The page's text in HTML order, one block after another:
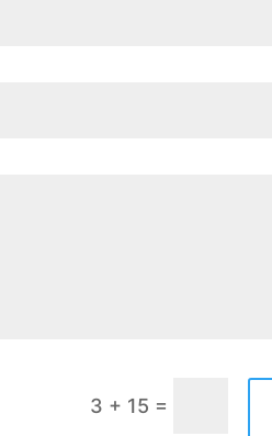
3 + 15 =